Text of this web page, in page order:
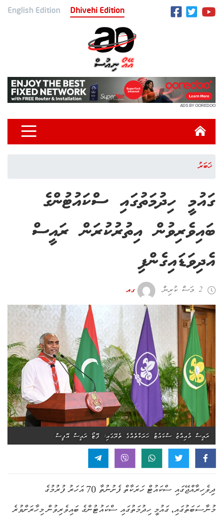
English Edition Dhivehi Edition
ADS BY OOREDOO
ޚަބަރު
ގައުމީ ހިދުމަތުގައި ސްކައުޓުންގެ
ބައިވެރިވުން އިތުރުކުރަން ރައީސް
އެދިވަޑައިގެންފި
2 މަސް ކުރިން ގއ
ރައީސް މުއިއްޒު ސްކައުޓު ހަރަކާތެއްގެ ތެރޭގައި: ފޮޓޯ ރައީސް އޮފީސް
ދިވެހިރާއްޖޭގައި ސްކައުޓް ހަރަކާތް ފެށުނުތާ 70 އަހަރު ފުރުމުގެ
މުނާސަބަތުގައި، ގައުމީ ހިދުމަތުގައި ސްކައުޓުންގެ ބައިވެރިވުން މިހާރަށްވުރެ